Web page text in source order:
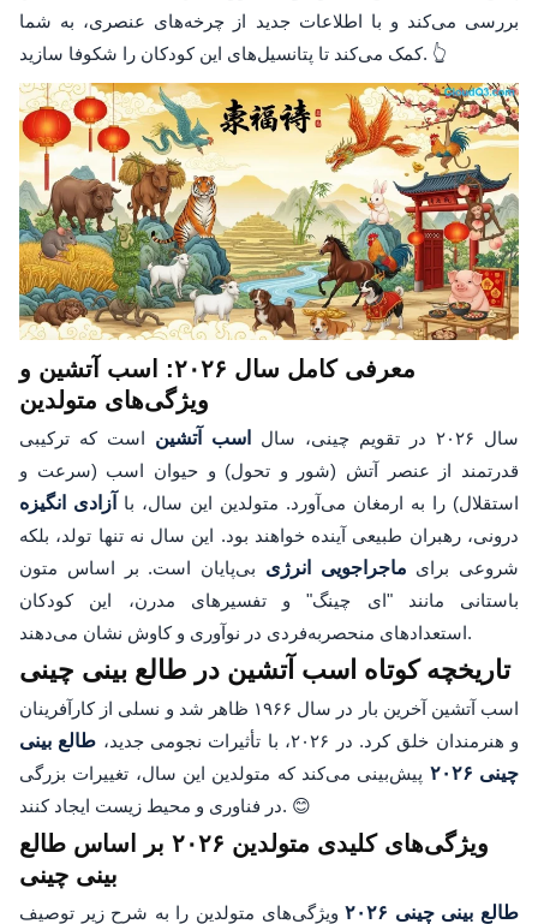
بررسی می‌کند و با اطلاعات جدید از چرخه‌های عنصری، به شما
کمک می‌کند تا پتانسیل‌های این کودکان را شکوفا سازید. 👆
معرفی کامل سال ۲۰۲۶: اسب آتشین و
ویژگی‌های متولدین
سال ۲۰۲۶ در تقویم چینی، سال اسب آتشین است که ترکیبی
قدرتمند از عنصر آتش (شور و تحول) و حیوان اسب (سرعت و
استقلال) را به ارمغان می‌آورد. متولدین این سال، با
آزادی انگیزه
درونی، رهبران طبیعی آینده خواهند بود. این سال نه تنها تولد، بلکه
شروعی برای ماجراجویی انرژی بی‌پایان است. بر اساس متون
باستانی مانند "ای چینگ" و تفسیرهای مدرن، این کودکان
استعدادهای منحصربه‌فردی در نوآوری و کاوش نشان می‌دهند.
تاریخچه کوتاه اسب آتشین در طالع بینی چینی
اسب آتشین آخرین بار در سال ۱۹۶۶ ظاهر شد و نسلی از کارآفرینان
و هنرمندان خلق کرد. در ۲۰۲۶، با تأثیرات نجومی جدید،
طالع بینی
چینی ۲۰۲۶
پیش‌بینی می‌کند که متولدین این سال، تغییرات بزرگی
در فناوری و محیط زیست ایجاد کنند. 😊
ویژگی‌های کلیدی متولدین ۲۰۲۶ بر اساس طالع
بینی چینی
طالع بینی چینی ۲۰۲۶
ویژگی‌های متولدین را به شرح زیر توصیف